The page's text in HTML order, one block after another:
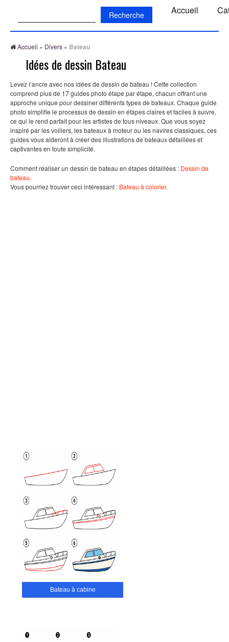
Accueil
Accueil » Divers » Bateau
Idées de dessin Bateau
Levez l’ancre avec nos idées de dessin de bateau ! Cette collection
comprend plus de 17 guides photo étape par étape, chacun offrant une
approche unique pour dessiner différents types de bateaux. Chaque guide
photo simplifie le processus de dessin en étapes claires et faciles à suivre,
ce qui le rend parfait pour les artistes de tous niveaux. Que vous soyez
inspiré par les voiliers, les bateaux à moteur ou les navires classiques, ces
guides vous aideront à créer des illustrations de bateaux détaillées et
captivantes en toute simplicité.
Comment réaliser un dessin de bateau en étapes détaillées : Dessin de
bateau.
Vous pourriez trouver ceci intéressant : Bateau à colorier.
Bateau à cabine